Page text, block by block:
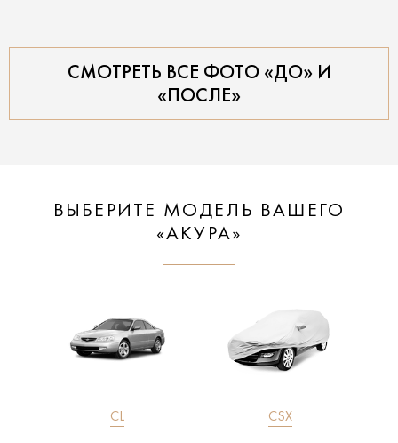
СМОТРЕТЬ ВСЕ ФОТО «ДО» И
«ПОСЛЕ»
ВЫБЕРИТЕ МОДЕЛЬ ВАШЕГО
«АКУРА»
CL CSX